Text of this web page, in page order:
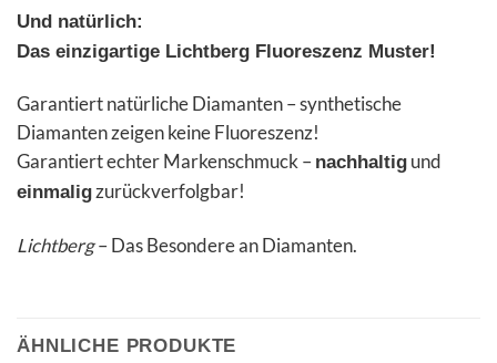
Und natürlich:
Das einzigartige Lichtberg Fluoreszenz Muster!
Garantiert natürliche Diamanten – synthetische
Diamanten zeigen keine Fluoreszenz!
Garantiert echter Markenschmuck – nachhaltig und
einmaligzurückverfolgbar!
Lichtberg– Das Besondere an Diamanten.
ÄHNLICHE PRODUKTE